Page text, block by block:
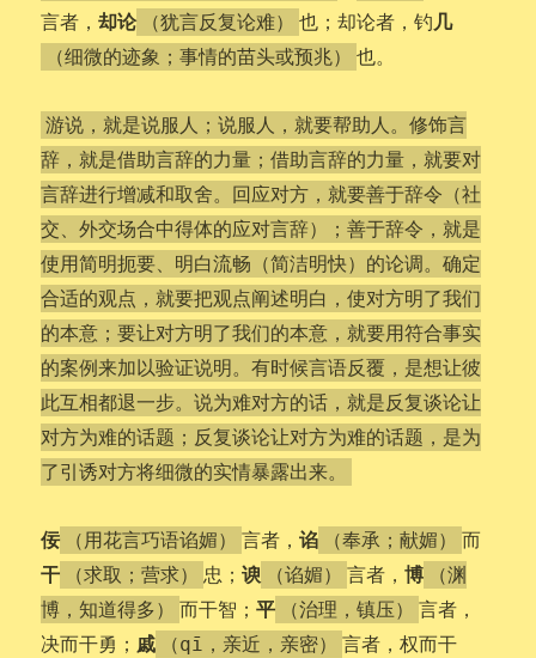
言者，却论 （犹言反复论难） 也；却论者，钓几
（细微的迹象；事情的苗头或预兆） 也。
游说，就是说服人；说服人，就要帮助人。修饰言
辞，就是借助言辞的力量；借助言辞的力量，就要对
言辞进行增减和取舍。回应对方，就要善于辞令（社
交、外交场合中得体的应对言辞）；善于辞令，就是
使用简明扼要、明白流畅（简洁明快）的论调。确定
合适的观点，就要把观点阐述明白，使对方明了我们
的本意；要让对方明了我们的本意，就要用符合事实
的案例来加以验证说明。有时候言语反覆，是想让彼
此互相都退一步。说为难对方的话，就是反复谈论让
对方为难的话题；反复谈论让对方为难的话题，是为
了引诱对方将细微的实情暴露出来。
佞 （用花言巧语谄媚） 言者，谄 （奉承；献媚） 而
干 （求取；营求） 忠；谀 （谄媚） 言者，博
（渊
博，知道得多）
而干智；平 （治理，镇压）
言者，
决而干勇； 戚 （qī，亲近，亲密）
言者，权而干